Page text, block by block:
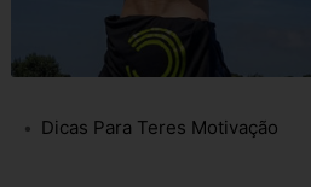
Dicas Para Teres Motivação